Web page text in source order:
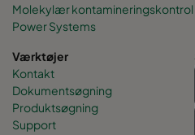
Molekylær kontamineringskontrol
Power Systems
Værktøjer
Kontakt
Dokumentsøgning
Produktsøgning
Support